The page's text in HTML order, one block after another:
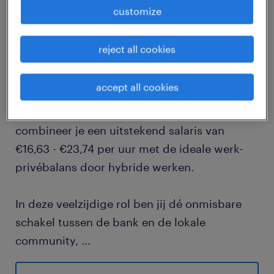
job details
Ben jij op zoek naar een vliegende start van je
carrière bij een van de meest maatschappelijk
betrokken banken van Nederland? Als
combineer je een uitstekend salaris van
€16,63 - €23,74 per uur met de ideale werk-
privébalans door hybride werken.
In deze veelzijdige rol ben jij dé onmisbare
schakel tussen de bank en de lokale
community, ...
waarbij je zowel fysiek op de vestiging als
customize
reject all cookies
accept all cookies